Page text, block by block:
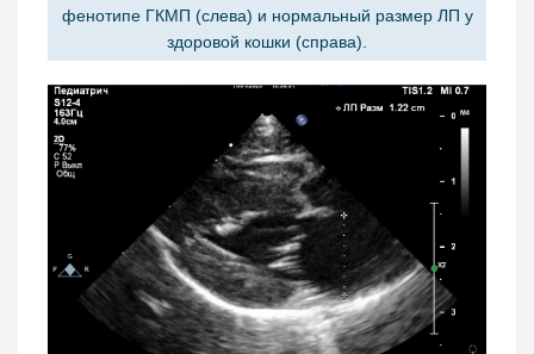
фенотипе ГКМП (слева) и нормальный размер ЛП у
здоровой кошки (справа).